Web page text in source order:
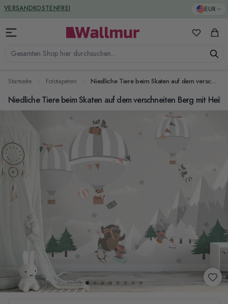
Zum Inhalt springen EUR
Gesamten Shop hier durchsuchen...
Meine
VERSANDKOSTENFREI
GREENGUARD ZERTIFIZIERT
Startseite Fototapeten Niedliche Tiere beim Skaten auf dem verschneiten Berg mit Heißluftballon Fototapete
Niedliche Tiere beim Skaten auf dem verschneiten Berg mit